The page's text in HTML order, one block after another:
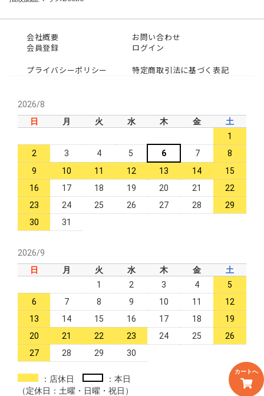
カートへ
会社概要
お問い合わせ
会員登録
ログイン
プライバシーポリシー
特定商取引法に基づく表記
2026/8
日
月 火 水 木 金
土
1
2
3 4 5 6 7
8
9
10 11 12 13 14
15
16
17 18 19 20 21
22
23
24 25 26 27 28
29
30
31
2026/9
日
月 火 水 木 金
土
1
2 3 4
5
6
7 8 9 10 11
12
13
14 15 16 17 18
19
20
21 22 23 24 25
26
27
28 29 30
：店休日
：本日
（定休日：土曜・日曜・祝日）